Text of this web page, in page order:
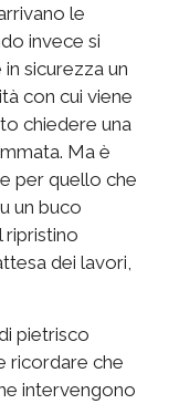
le
invece si
sicurezza un
con cui viene
chiedere una
Ma è
per quello che
un buco
ripristino
dei lavori,
pietrisco
ricordare che
intervengono